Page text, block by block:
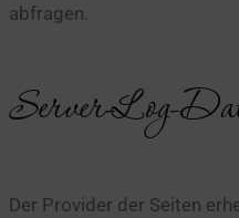
abfragen.
Server-Log-
Der Provider der Seiten